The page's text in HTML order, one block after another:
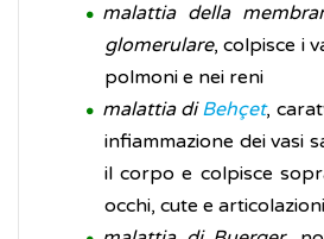
malattia della
glomerulare, colpisce i
polmoni e nei reni
malattia diBehçet,
infiammazione dei vasi
il corpo e colpisce
occhi, cute e articolazioni